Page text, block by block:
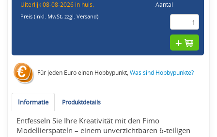
Uiterlijk 08-08-2026 in huis.
Preis (inkl. MwSt,zzgl. Versand)
Aantal
Für jeden Euro einen Hobbypunkt,Was sind Hobbypunkte?
Informatie Produktdetails
Entfesseln Sie Ihre Kreativität mit den Fimo
Modellierspateln – einem unverzichtbaren 6-teiligen